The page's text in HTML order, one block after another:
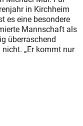
in Kirchheim
es eine besondere
Mannschaft als
überraschend
„Er kommt nur